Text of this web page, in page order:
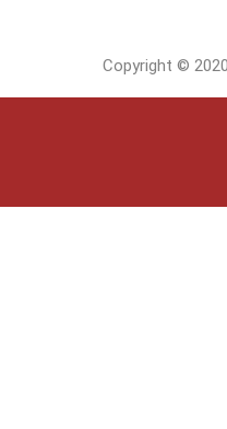
Copyright ©